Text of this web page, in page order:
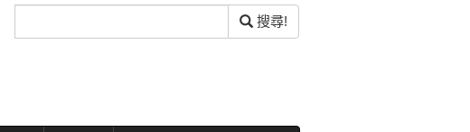
尋
搜尋!